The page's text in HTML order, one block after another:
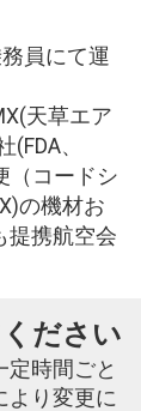
員にて運
天草エア
、
（コードシ
の機材お
提携航空会
ださい
時間ごと
より変更に